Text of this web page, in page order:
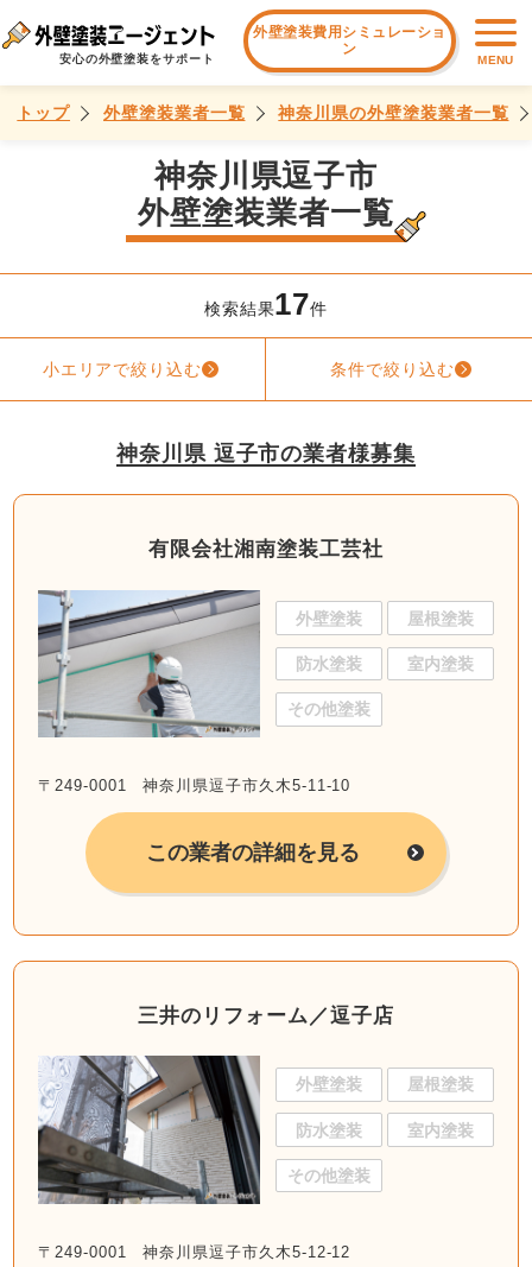
安心の外壁塗装をサポート
外壁塗装費用シミュレーショ
ン
MENU
トップ 外壁塗装業者一覧 神奈川県の外壁塗装業者一覧
神奈川県逗子市
外壁塗装業者一覧
検索結果17件
小エリアで絞り込む 条件で絞り込む
神奈川県 逗子市の業者様募集
有限会社湘南塗装工芸社
外壁塗装 屋根塗装
防水塗装 室内塗装
その他塗装
〒249-0001 神奈川県逗子市久木5-11-10
この業者の詳細を見る
三井のリフォーム／逗子店
外壁塗装 屋根塗装
防水塗装 室内塗装
その他塗装
〒249-0001 神奈川県逗子市久木5-12-12